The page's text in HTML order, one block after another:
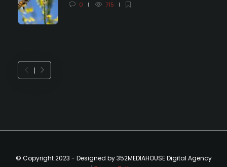
0 715
© Copyright 2023 - Designed by 352MEDIAHOUSE Digital Agency